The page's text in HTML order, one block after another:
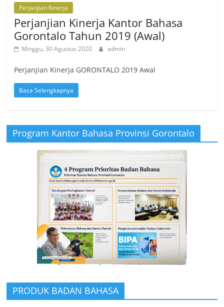
Perjanjian Kinerja
Perjanjian Kinerja Kantor Bahasa
Gorontalo Tahun 2019 (Awal)
Minggu, 30 Agustus 2020 admin
Perjanjian Kinerja GORONTALO 2019 Awal
Baca Selengkapnya
Program Kantor Bahasa Provinsi Gorontalo
PRODUK BADAN BAHASA